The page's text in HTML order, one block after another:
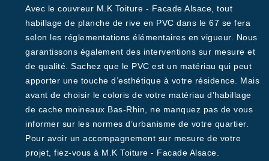
Avec le couvreur M.K Toiture - Facade Alsace, tout
habillage de planche de rive en PVC dans le 67 se fera
selon les réglementations élémentaires en vigueur. Nous
garantissons également des interventions sur mesure et
de qualité. Sachez que le PVC est un matériau qui peut
apporter une touche d’esthétique à votre résidence. Mais
avant de choisir le coloris de votre matériau d’habillage
de cache moineaux Bas-Rhin, ne manquez pas de vous
informer sur les normes d’urbanisme de votre quartier.
Pour avoir un accompagnement sur mesure de votre
projet, fiez-vous à M.K Toiture - Facade Alsace.